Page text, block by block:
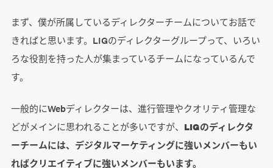
まず、僕が所属しているディレクターチームについてお話で
きればと思います。LIGのディレクターグループって、いろい
ろな役割を持った人が集まっているチームになっているんで
す。
一般的にWebディレクターは、進行管理やクオリティ管理な
どがメインに思われることが多いですが、 LIGのディレクタ
ーチームには、デジタルマーケティングに強いメンバーもい
ればクリエイティブに強いメンバーもいます。